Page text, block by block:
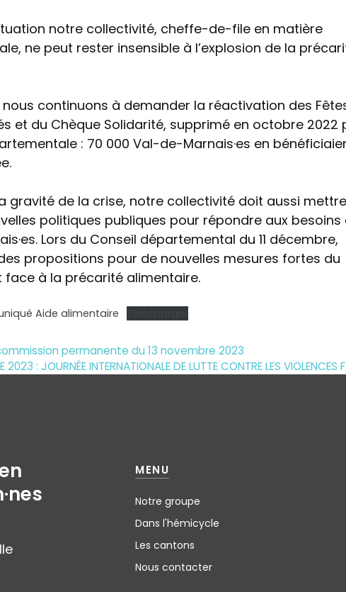
notre collectivité, cheffe-de-file en matière
ne peut rester insensible à l’explosion de la
nous continuons à demander la réactivation des
et du Chèque Solidarité, supprimé en octobre 2022
: 70 000 Val-de-Marnais·es en
gravité de la crise, notre collectivité doit aussi
politiques publiques pour répondre aux besoins
Lors du Conseil départemental du 11 décembre,
propositions pour de nouvelles mesures fortes du
face à la précarité alimentaire.
Aide alimentaire
permanente du 13 novembre 2023
2023 : JOURNÉE INTERNATIONALE DE LUTTE CONTRE LES VIOLENCES
s
MENU
Notre groupe
Dans l'hémicycle
Les cantons
Nous contacter